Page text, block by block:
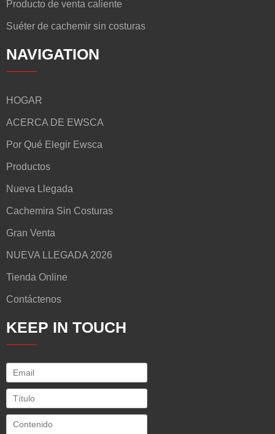
Producto de venta caliente
Suéter de cachemir sin costuras
NAVIGATION
HOGAR
ACERCA DE EWSCA
Por Qué Elegir Ewsca
Productos
Nueva Llegada
Cachemira Sin Costuras
Gran Venta
NUEVA LLEGADA 2026
Tienda Online
Contáctenos
KEEP IN TOUCH